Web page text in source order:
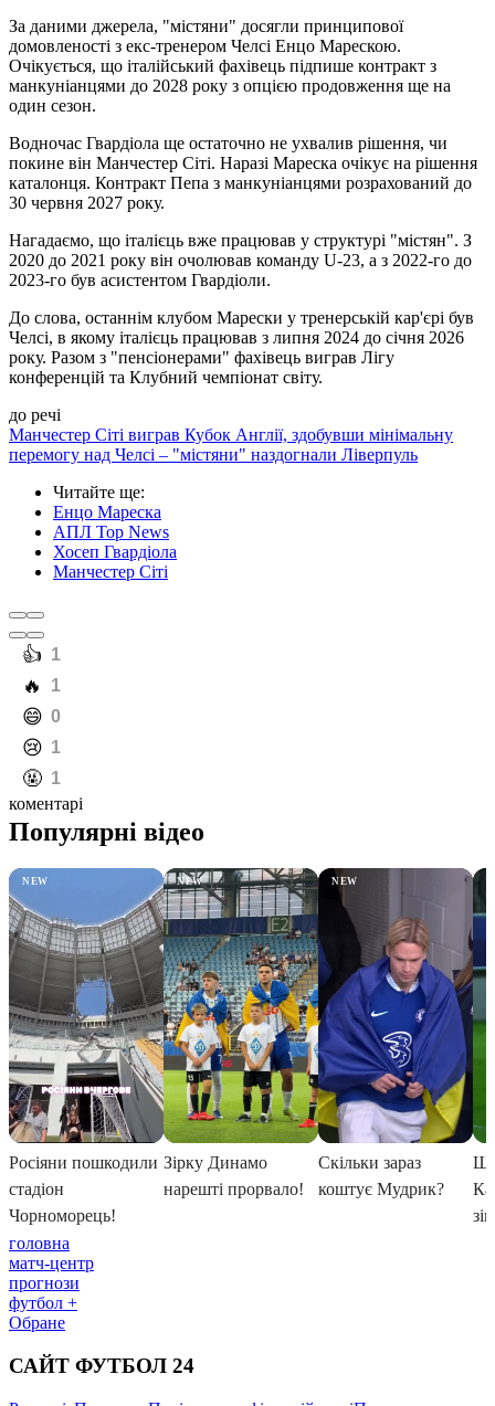
За даними джерела, "містяни" досягли принципової
домовленості з екс-тренером Челсі Енцо Марескою.
Очікується, що італійський фахівець підпише контракт з
манкуніанцями до 2028 року з опцією продовження ще на
один сезон.
Водночас Гвардіола ще остаточно не ухвалив рішення, чи
покине він Манчестер Сіті. Наразі Мареска очікує на рішення
каталонця. Контракт Пепа з манкуніанцями розрахований до
30 червня 2027 року.
Нагадаємо, що італієць вже працював у структурі "містян". З
2020 до 2021 року він очолював команду U-23, а з 2022-го до
2023-го був асистентом Гвардіоли.
До слова, останнім клубом Марески у тренерській кар'єрі був
Челсі, в якому італієць працював з липня 2024 до січня 2026
року. Разом з "пенсіонерами" фахівець виграв Лігу
конференцій та Клубний чемпіонат світу.
до речі
Манчестер Сіті виграв Кубок Англії, здобувши мінімальну
перемогу над Челсі – "містяни" наздогнали Ліверпуль
Читайте ще:
Енцо Мареска
АПЛ Top News
Хосеп Гвардіола
Манчестер Сіті
️👍 1
️🔥 1
️😄 0
️😢 1
️🤬 1
коментарі
головна
матч-центр
прогнози
футбол +
Обране
САЙТ ФУТБОЛ 24